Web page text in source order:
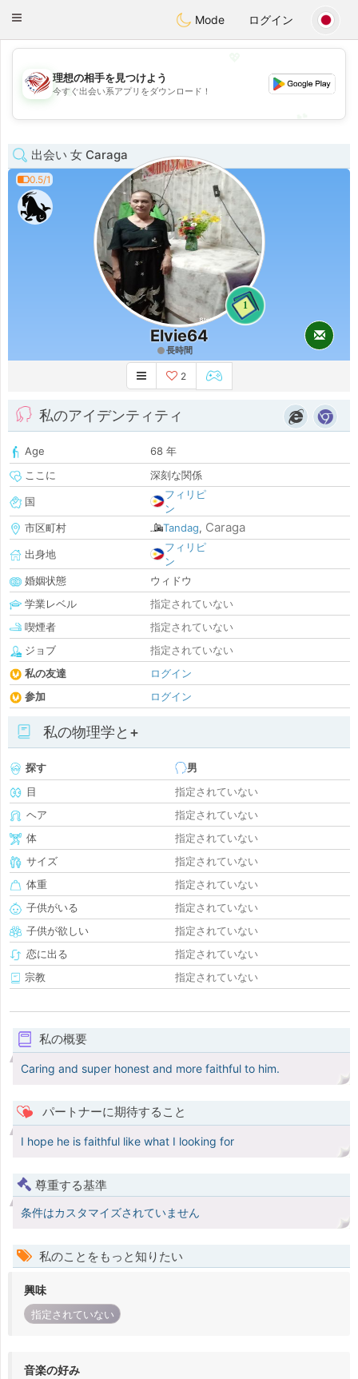
StatesDating
Toggle
Mode ログイン
💖
💕
理想の相手を見つけよう
今すぐ出会い系アプリをダウンロード！
出会い 女 Caraga
0.5/1
1
Elvie64
長時間
2
私のアイデンティティ
Age
68 年
ここに
深刻な関係
国
フィリピ
ン
市区町村
Tandag, Caraga
出身地
フィリピ
ン
婚姻状態
ウィドウ
学業レベル
指定されていない
喫煙者
指定されていない
ジョブ
指定されていない
私の友達
ログイン
参加
ログイン
私の物理学と+
探す
男
目
指定されていない
ヘア
指定されていない
体
指定されていない
サイズ
指定されていない
体重
指定されていない
子供がいる
指定されていない
子供が欲しい
指定されていない
恋に出る
指定されていない
宗教
指定されていない
私の概要
Caring and super honest and more faithful to him.
パートナーに期待すること
I hope he is faithful like what I looking for
尊重する基準
条件はカスタマイズされていません
私のことをもっと知りたい
興味
指定されていない
音楽の好み